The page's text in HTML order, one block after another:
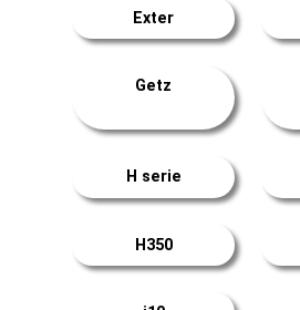
Exter
Getz
H serie
H350